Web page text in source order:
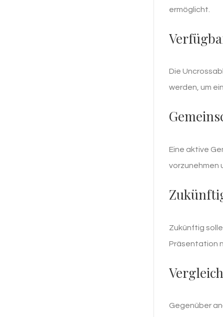
ermöglicht.
Die
werden, um
Eine aktive
vorzunehmen
Zukünftig
Präsentation
Gegenüber